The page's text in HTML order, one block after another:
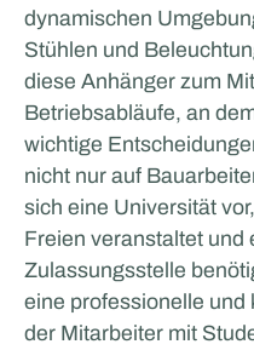
dynamischen
Stühlen und
diese Anhänger zum
Betriebsabläufe, an
wichtige
nicht nur auf
sich eine Universität
Freien veranstaltet und
Zulassungsstelle
eine professionelle und
der Mitarbeiter mit